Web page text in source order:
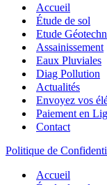
sol
est-
elle
nécessaire
à
tout
projet
de
?
Accueil
Étude de sol
Etude
Assainissement
Eaux Pluviales
Diag Pollution
Actualités
Envoyez vos
Paiement en
Contact
Politique de
Accueil